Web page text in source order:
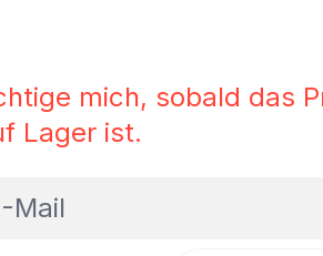
ist zurzeit nicht verfügbar.)
Option ist zurzeit nicht verfügbar.)
mich, sobald das
Lager ist.